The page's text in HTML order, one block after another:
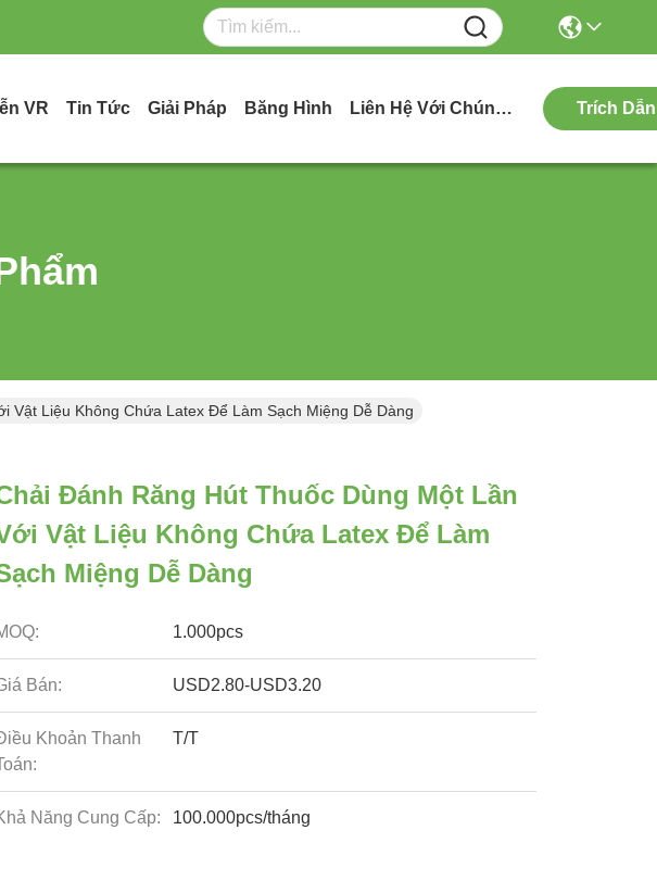
VR Tin Tức Giải Pháp Băng Hình Liên Hệ Với Chúng Tôi Trích Dẫn
Vật Liệu Không Chứa Latex Để Làm Sạch Miệng Dễ Dàng
Đánh Răng Hút Thuốc Dùng Một Lần
Vật Liệu Không Chứa Latex Để Làm
Miệng Dễ Dàng
1.000pcs
Bán: USD2.80-USD3.20
Khoản Thanh
T/T
Năng Cung Cấp: 100.000pcs/tháng